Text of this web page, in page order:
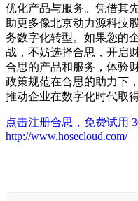
优化产品与服务。凭借其
助更多像北京动力源科技
务数字化转型。如果您的
战，不妨选择合思，开启
合思的产品和服务，体验
政策规范在合思的助力下
推动企业在数字化时代取
点击注册合思，免费试用
http://www.hosecloud.com/